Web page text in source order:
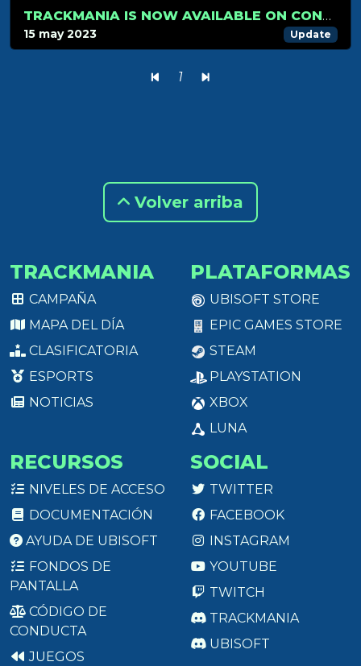
TRACKMANIA IS NOW AVAILABLE ON CONSOLES AND ON CLOUD PLATFORM
15 may 2023 Update
1
Volver arriba
TRACKMANIA
CAMPAÑA
MAPA DEL DÍA
CLASIFICATORIA
ESPORTS
NOTICIAS
PLATAFORMAS
UBISOFT STORE
EPIC GAMES STORE
STEAM
PLAYSTATION
XBOX
LUNA
RECURSOS
NIVELES DE ACCESO
DOCUMENTACIÓN
AYUDA DE UBISOFT
FONDOS DE
PANTALLA
CÓDIGO DE
CONDUCTA
JUEGOS
SOCIAL
TWITTER
FACEBOOK
INSTAGRAM
YOUTUBE
TWITCH
TRACKMANIA
UBISOFT